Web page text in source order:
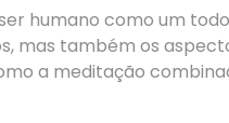
humano como um
mas também os
a meditação